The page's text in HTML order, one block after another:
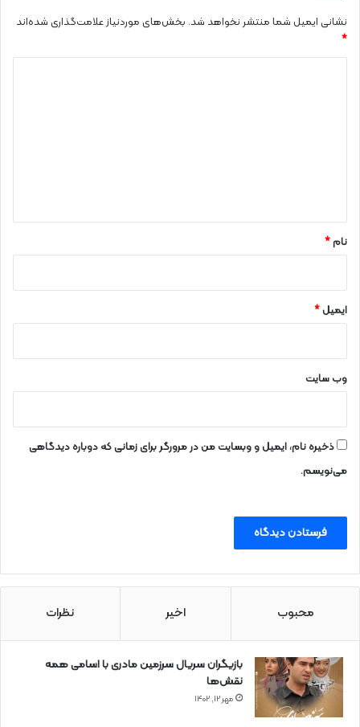
نشانی ایمیل شما منتشر نخواهد شد. بخش‌های موردنیاز علامت‌گذاری شده‌اند
*
نام*
ایمیل*
وب‌ سایت
ذخیره نام، ایمیل و وبسایت من در مرورگر برای زمانی که دوباره دیدگاهی
می‌نویسم.
محبوب اخیر نظرات
بازیگران سریال سرزمین مادری با اسامی همه
نقش‌ها
مهر ۱۲, ۱۴۰۲